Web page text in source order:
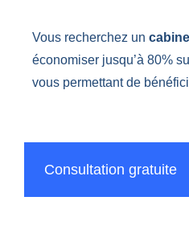
Vous recherchez un
économiser jusqu’à 80%
vous permettant de
Consultation gratuite